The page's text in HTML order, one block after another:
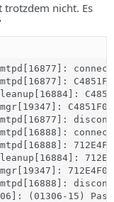
nicht. Es
(01306-15)